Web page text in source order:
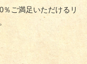
ご満足いただけるリ